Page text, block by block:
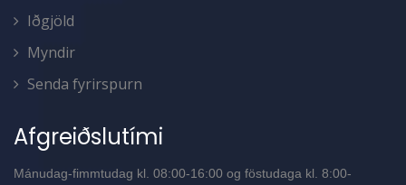
Iðgjöld
Myndir
Senda fyrirspurn
Afgreiðslutími
Mánudag-fimmtudag kl. 08:00-16:00 og föstudaga kl. 8:00-